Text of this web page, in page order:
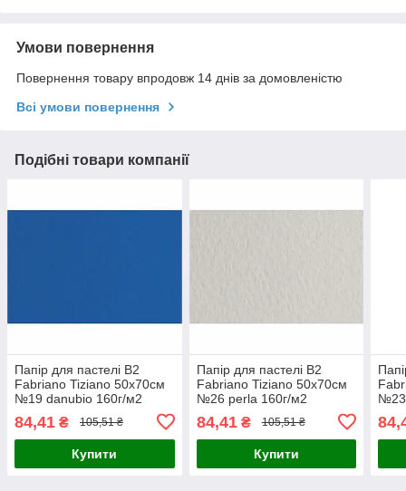
Умови повернення
Повернення товару впродовж 14 днів за домовленістю
Всі умови повернення
Подібні товари компанії
Папір для пастелі B2
Fabriano Tiziano 50х70см
№19 danubio 160г/м2
зерно 8001348
84,41 ₴ 105,51 ₴
Купити
Папір для пастелі B2
Fabriano Tiziano 50х70см
№26 perla 160г/м2
зерно 8001348
84,41₴ 105,51 ₴
Купити
№23